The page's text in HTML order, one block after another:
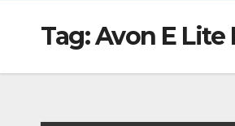
Tag:Avon E Lite